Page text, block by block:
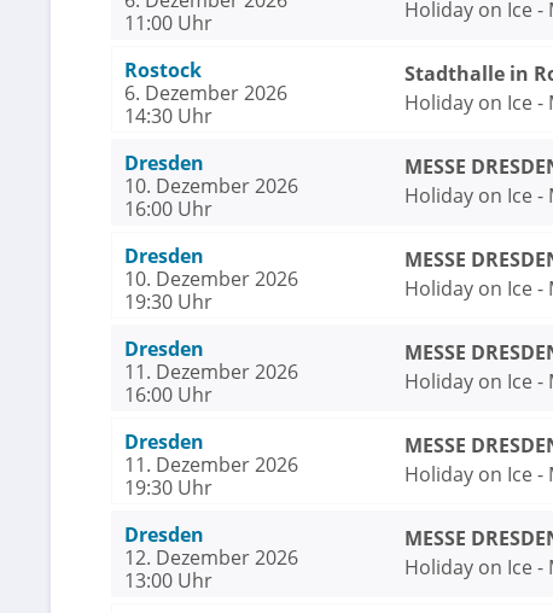
11:00 Uhr
Holiday on Ice -
Rostock
6. Dezember 2026
14:30 Uhr
Stadthalle in
Holiday on Ice -
Dresden
10. Dezember 2026
16:00 Uhr
MESSE
Holiday on Ice -
Dresden
10. Dezember 2026
19:30 Uhr
MESSE
Holiday on Ice -
Dresden
11. Dezember 2026
16:00 Uhr
MESSE
Holiday on Ice -
Dresden
11. Dezember 2026
19:30 Uhr
MESSE
Holiday on Ice -
Dresden
12. Dezember 2026
13:00 Uhr
MESSE
Holiday on Ice -